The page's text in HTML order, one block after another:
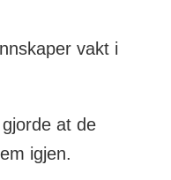
vakt i
at de
igjen.